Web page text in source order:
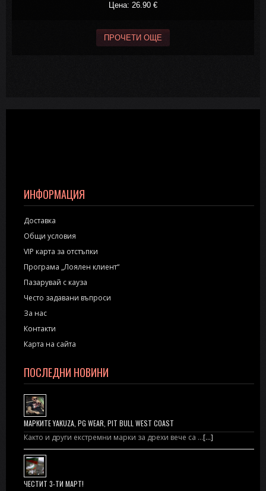
Цена: 26.90 €
ПРОЧЕТИ ОЩЕ
ИНФОРМАЦИЯ
Доставка
Общи условия
VIP карта за отстъпки
Програма „Лоялен клиент“
Пазарувай с кауза
Често задавани въпроси
За нас
Контакти
Карта на сайта
ПОСЛЕДНИ НОВИНИ
МАРКИТЕ YAKUZA, PG WEAR, PIT BULL WEST COAST
Както и други екстремни марки за дрехи вече са …[...]
ЧЕСТИТ 3-ТИ МАРТ!